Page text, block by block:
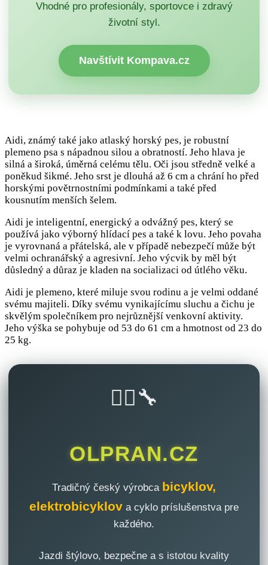
Vhodné pro profesionály, sportovce i zdravý
životní styl.
Navštívit Kompava.cz
Aidi, známý také jako atlaský horský pes, je robustní
plemeno psa s nápadnou silou a obratností. Jeho hlava je
silná a široká, úměrná celému tělu. Oči jsou středně velké a
poněkud šikmé. Jeho srst je dlouhá až 6 cm a chrání ho před
horskými povětrnostními podmínkami a také před
kousnutím menších šelem.
Aidi je inteligentní, energický a odvážný pes, který se
používá jako výborný hlídací pes a také k lovu. Jeho povaha
je vyrovnaná a přátelská, ale v případě nebezpečí může být
velmi ochranářský a agresivní. Jeho výcvik by měl být
důsledný a důraz je kladen na socializaci od útlého věku.
Aidi je plemeno, které miluje svou rodinu a je velmi oddané
svému majiteli. Díky svému vynikajícímu sluchu a čichu je
skvělým společníkem pro nejrůznější venkovní aktivity.
Jeho výška se pohybuje od 53 do 61 cm a hmotnost od 23 do
25 kg.
🚴‍♂️🔧
OLPRAN.CZ
Tradičný český výrobca bicyklov,
elektrobicyklov a cyklo príslušenstva pre
každého.
Jazdi štýlovo, bezpečne a s istotou kvality